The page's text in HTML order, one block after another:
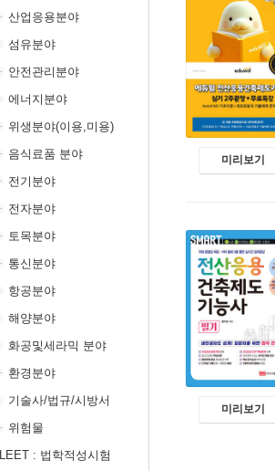
산업응용분야
섬유분야
안전관리분야
에너지분야
위생분야(이용,미용)
음식료품 분야
전기분야
전자분야
토목분야
통신분야
항공분야
해양분야
화공및세라믹 분야
환경분야
기술사/법규/시방서
위험물
LEET : 법학적성시험
미리보기
미리보기